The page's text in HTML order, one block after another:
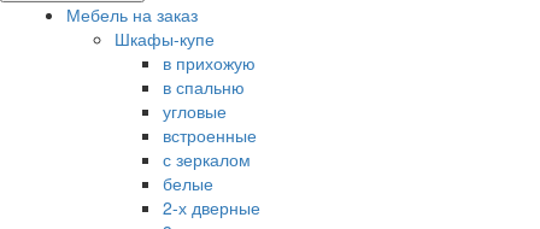
Мебель на заказ
Шкафы-купе
в прихожую
в спальню
угловые
встроенные
с зеркалом
белые
2-х дверные